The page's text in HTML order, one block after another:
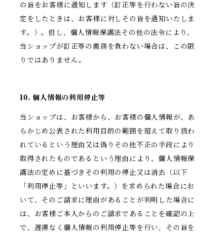
の旨をお客様に通知します（訂正等を行わない旨の決
定をしたときは、お客様に対しその旨を通知いたしま
す。）。但し、個人情報保護法その他の法令により、
当ショップが訂正等の義務を負わない場合は、この限
りではありません。
10. 個人情報の利用停止等
当ショップは、お客様から、お客様の個人情報が、あ
らかじめ公表された利用目的の範囲を超えて取り扱わ
れているという理由又は偽りその他不正の手段により
取得されたものであるという理由により、個人情報保
護法の定めに基づきその利用の停止又は消去（以下
「利用停止等」といいます。）を求められた場合にお
いて、そのご請求に理由があることが判明した場合に
は、お客様ご本人からのご請求であることを確認の上
で、遅滞なく個人情報の利用停止等を行い、その旨を